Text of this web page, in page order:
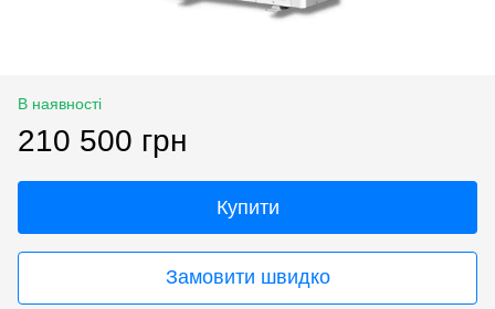
В наявності
210 500 грн
Купити
Замовити швидко